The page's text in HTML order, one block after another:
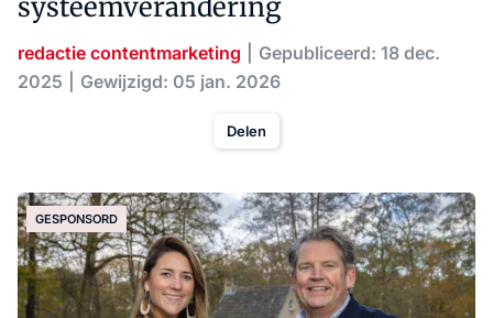
systeemverandering
redactie contentmarketing
Gepubliceerd: 18 dec.
2025
Gewijzigd: 05 jan. 2026
Delen
GESPONSORD